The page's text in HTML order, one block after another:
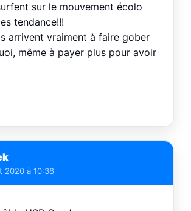
sur le mouvement écolo
tendance!!!
arrivent vraiment à faire gober
même à payer plus pour avoir
2020 à 10:38